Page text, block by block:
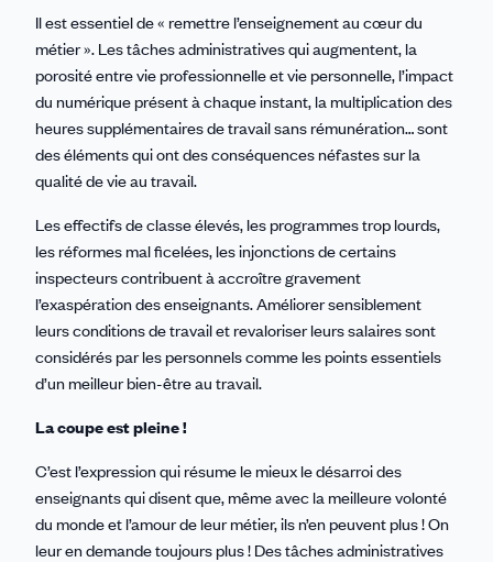
Il est essentiel de « remettre l’enseignement au cœur du
métier ». Les tâches administratives qui augmentent, la
porosité entre vie professionnelle et vie personnelle, l’impact
du numérique présent à chaque instant, la multiplication des
heures supplémentaires de travail sans rémunération… sont
des éléments qui ont des conséquences néfastes sur la
qualité de vie au travail.
Les effectifs de classe élevés, les programmes trop lourds,
les réformes mal ficelées, les injonctions de certains
inspecteurs contribuent à accroître gravement
l’exaspération des enseignants. Améliorer sensiblement
leurs conditions de travail et revaloriser leurs salaires sont
considérés par les personnels comme les points essentiels
d’un meilleur bien-être au travail.
La coupe est pleine !
C’est l’expression qui résume le mieux le désarroi des
enseignants qui disent que, même avec la meilleure volonté
du monde et l’amour de leur métier, ils n’en peuvent plus ! On
leur en demande toujours plus ! Des tâches administratives